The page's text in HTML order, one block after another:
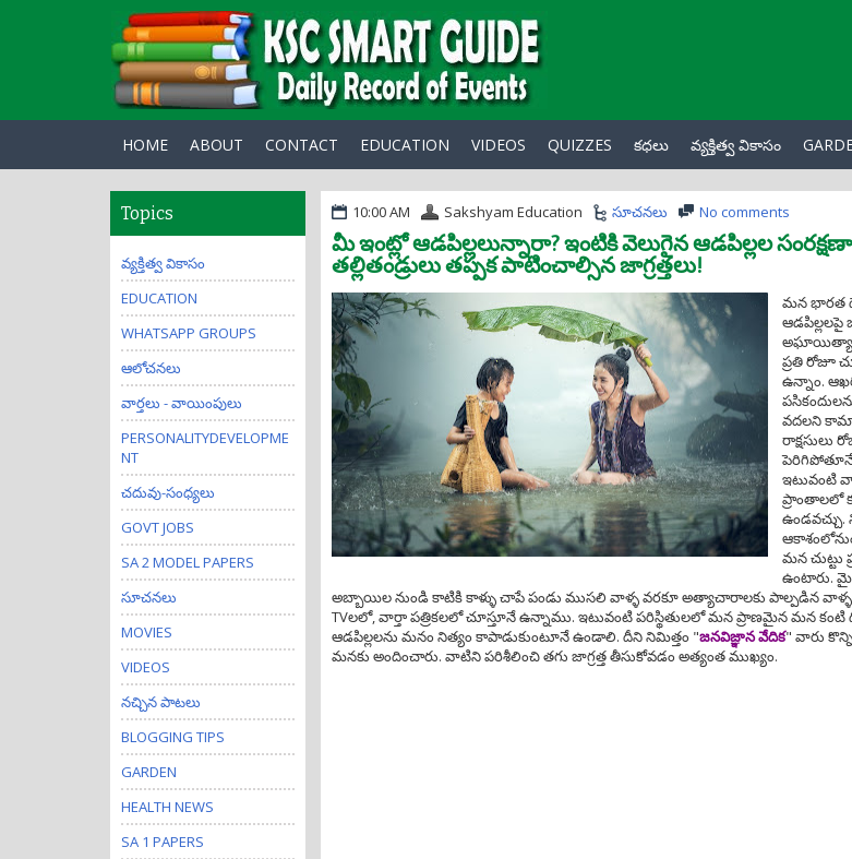
HOME ABOUT CONTACT EDUCATION VIDEOS QUIZZES కధలు వ్యక్తిత్వ వికాసం
10:00 AM Sakshyam Education సూచనలు No comments
మీ ఇంట్లో ఆడపిల్లలున్నారా? ఇంటికి వెలుగైన ఆడపిల్లల
తల్లితండ్రులు తప్పక పాటించాల్సిన జాగ్రత్తలు!
మన భారత
ఆడపిల్లలపై
ప్రతి రోజూ
ఉన్నాం.
వదలని
రాక్షసులు
ఇటువంటి
ప్రాంతాలలో
ఉండవచ్చు.
మన చుట్టు
ఉంటారు.
అబ్బాయిల నుండి కాటికి కాళ్ళు చాపే పండు ముసలి వాళ్ళ వరకూ అత్యాచారాలకు పాల్పడిన
TVలలో, వార్తా పత్రికలలో చూస్తూనే ఉన్నాము. ఇటువంటి పరిస్థితులలో మన ప్రాణమైన మన
ఆడపిల్లలను మనం నిత్యం కాపాడుకుంటూనే ఉండాలి. దీని నిమిత్తం "జనవిజ్ఞాన వేదిక" వారు
మనకు అందించారు. వాటిని పరిశీలించి తగు జాగ్రత్త తీసుకోవడం అత్యంత ముఖ్యం.
Topics
వ్యక్తిత్వ వికాసం
EDUCATION
WHATSAPP GROUPS
ఆలోచనలు
వార్తలు - వాయింపులు
PERSONALITYDEVELOPME
NT
చదువు-సంధ్యలు
GOVT JOBS
SA 2 MODEL PAPERS
సూచనలు
MOVIES
VIDEOS
నచ్చిన పాటలు
BLOGGING TIPS
GARDEN
HEALTH NEWS
SA 1 PAPERS